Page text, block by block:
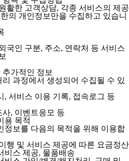
활한 고객상담, 각종 서비스의 제공
의 개인정보만을 수집하고 있습니
국인 구분, 주소, 연락처 등 서비스
가적인 정보
과정에서 생성되어 수집될 수 있
, 서비스 이용 기록, 접속로그 등
, 이벤트응모 등
용 목적
정보를 다음의 목적을 위해 이용합
행 및 서비스 제공에 따른 요금정산
비스 제공, 물품배송